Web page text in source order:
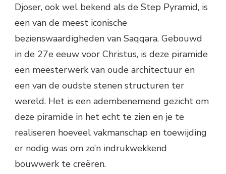
Djoser, ook wel bekend als de Step Pyramid, is
een van de meest iconische
bezienswaardigheden van Saqqara. Gebouwd
in de 27e eeuw voor Christus, is deze piramide
een meesterwerk van oude architectuur en
een van de oudste stenen structuren ter
wereld. Het is een adembenemend gezicht om
deze piramide in het echt te zien en je te
realiseren hoeveel vakmanschap en toewijding
er nodig was om zo’n indrukwekkend
bouwwerk te creëren.